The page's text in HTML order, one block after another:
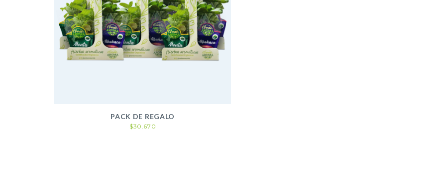
PACK DE REGALO
$30.670